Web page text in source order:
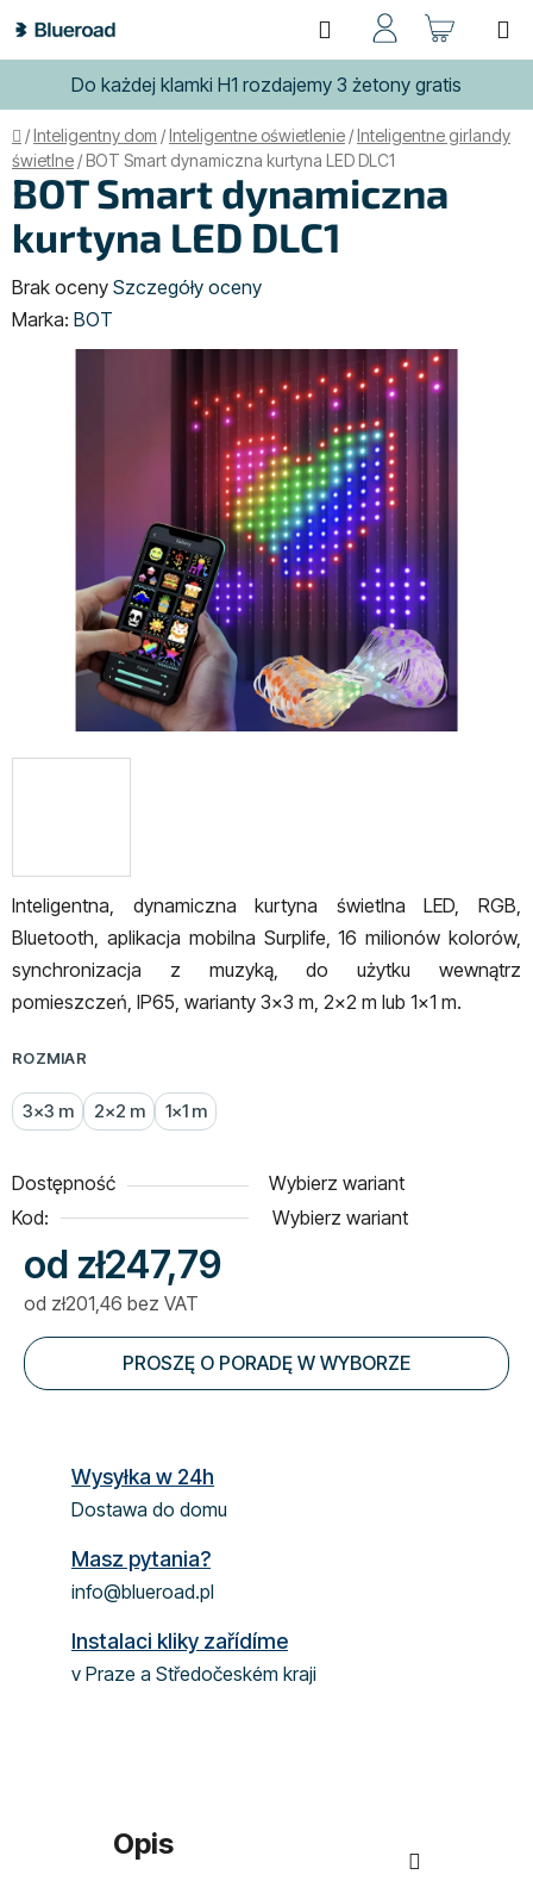
do
treści
Do każdej klamki H1 rozdajemy 3 żetony gratis
Szukaj
Home
/Inteligentny dom /Inteligentne oświetlenie /Inteligentne girlandy
świetlne /BOT Smart dynamiczna kurtyna LED DLC1
Inteligentna, dynamiczna kurtyna świetlna LED, RGB,
Bluetooth, aplikacja mobilna Surplife, 16 milionów kolorów,
synchronizacja z muzyką, do użytku wewnątrz
pomieszczeń, IP65, warianty 3x3 m, 2x2 m lub 1x1 m.
ROZMIAR
3x3 m 2x2 m 1x1 m
Dostępność
Wybierz wariant
Kod:
Wybierz wariant
od zł247,79
od zł201,46 bez VAT
Cena jednostkowa:
PROSZĘ O PORADĘ W WYBORZE
BOT Smart dynamiczna
kurtyna LED DLC1
Średnia
ocena
produktu
Brak oceny Szczegóły oceny
Marka: BOT
Wysyłka w 24h
Dostawa do domu
Masz pytania?
info@blueroad.pl
Instalaci kliky zařídíme
v Praze a Středočeském kraji
Opis